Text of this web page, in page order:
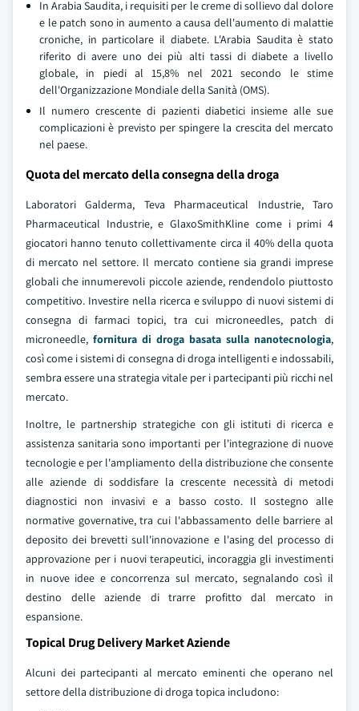
In Arabia Saudita, i requisiti per le creme di sollievo dal dolore
e le patch sono in aumento a causa dell'aumento di malattie
croniche, in particolare il diabete. L'Arabia Saudita è stato
riferito di avere uno dei più alti tassi di diabete a livello
globale, in piedi al 15,8% nel 2021 secondo le stime
dell'Organizzazione Mondiale della Sanità (OMS).
Il numero crescente di pazienti diabetici insieme alle sue
complicazioni è previsto per spingere la crescita del mercato
nel paese.
Quota del mercato della consegna della droga
Laboratori Galderma, Teva Pharmaceutical Industrie, Taro
Pharmaceutical Industrie, e GlaxoSmithKline come i primi 4
giocatori hanno tenuto collettivamente circa il 40% della quota
di mercato nel settore. Il mercato contiene sia grandi imprese
globali che innumerevoli piccole aziende, rendendolo piuttosto
competitivo. Investire nella ricerca e sviluppo di nuovi sistemi di
consegna di farmaci topici, tra cui microneedles, patch di
microneedle, fornitura di droga basata sulla nanotecnologia,
così come i sistemi di consegna di droga intelligenti e indossabili,
sembra essere una strategia vitale per i partecipanti più ricchi nel
mercato.
Inoltre, le partnership strategiche con gli istituti di ricerca e
assistenza sanitaria sono importanti per l'integrazione di nuove
tecnologie e per l'ampliamento della distribuzione che consente
alle aziende di soddisfare la crescente necessità di metodi
diagnostici non invasivi e a basso costo. Il sostegno alle
normative governative, tra cui l'abbassamento delle barriere al
deposito dei brevetti sull'innovazione e l'asing del processo di
approvazione per i nuovi terapeutici, incoraggia gli investimenti
in nuove idee e concorrenza sul mercato, segnalando così il
destino delle aziende di trarre profitto dal mercato in
espansione.
Topical Drug Delivery Market Aziende
Alcuni dei partecipanti al mercato eminenti che operano nel
settore della distribuzione di droga topica includono: